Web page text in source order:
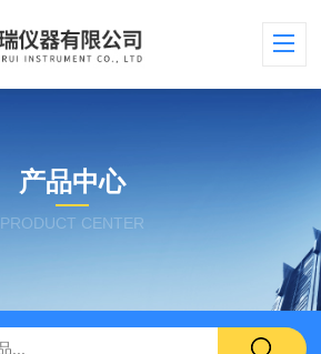
产品中心
PRODUCT CENTER